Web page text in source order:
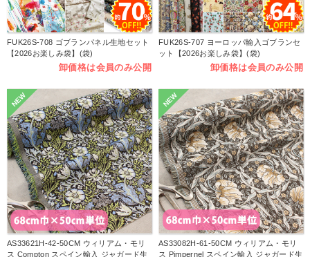
FUK26S-708 ゴブランパネル生地セット
【2026お楽しみ袋】(袋)
卸価格は会員のみ公開
FUK26S-707 ヨーロッパ輸入ゴブランセ
ット【2026お楽しみ袋】(袋)
卸価格は会員のみ公開
NEW
AS33621H-42-50CM ウィリアム・モリ
ス Compton スペイン輸入 ジャガード生
NEW
AS33082H-61-50CM ウィリアム・モリ
ス Pimpernel スペイン輸入 ジャガード生